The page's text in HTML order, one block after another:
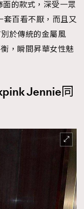
的款式，深受一眾
百看不厭，而且又
於傳統的金屬風
，瞬間昇華女性魅
Jennie同